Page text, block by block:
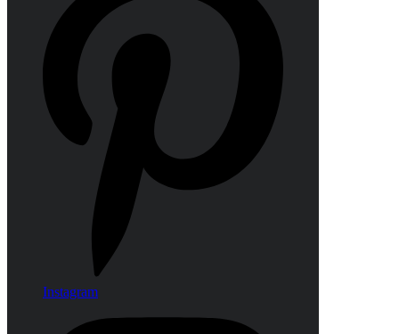
Instagram